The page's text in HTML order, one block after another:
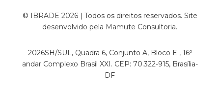
© IBRADE 2026 | Todos os direitos reservados. Site
desenvolvido pela Mamute Consultoria.
2026SH/SUL, Quadra 6, Conjunto A, Bloco E , 16º
andar Complexo Brasil XXI. CEP: 70.322-915, Brasília-
DF